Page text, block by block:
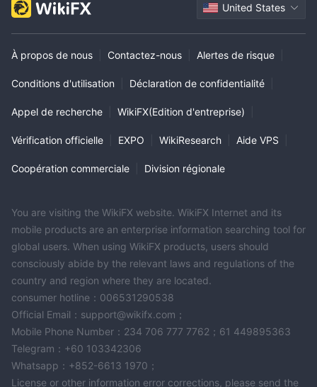
United States
À propos de nous Contactez-nous Alertes de risque
Conditions d'utilisation Déclaration de confidentialité
Appel de recherche WikiFX(Edition d'entreprise)
Vérification officielle EXPO WikiResearch Aide VPS
Coopération commerciale Division régionale
You are visiting the WikiFX website. WikiFX Internet and its
mobile products are an enterprise information searching tool for
global users. When using WikiFX products, users should
consciously abide by the relevant laws and regulations of the
country and region where they are located.
consumer hotline：006531290538
Official Email：support@wikifx.com；
Mobile Phone Number：234 706 777 7762；61 449895363
Telegram：+60 103342306
Whatsapp：+852-6613 1970；
License or other information error corrections, please send the